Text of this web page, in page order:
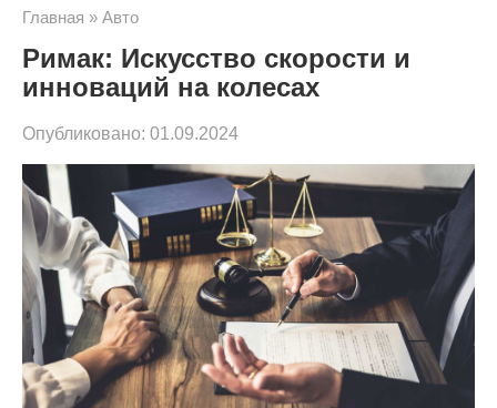
Главная » Авто
Римак: Искусство скорости и
инноваций на колесах
Опубликовано: 01.09.2024